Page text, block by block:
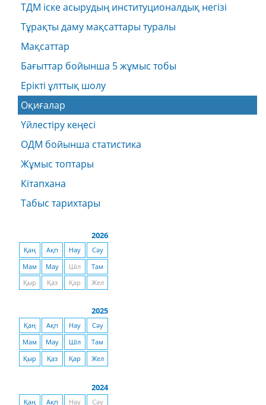
ТДМ іске асырудың институционалдық негізі
Тұрақты даму мақсаттары туралы
Мақсаттар
Бағыттар бойынша 5 жұмыс тобы
Ерікті ұлттық шолу
Оқиғалар
Үйлестіру кеңесі
ОДМ бойынша статистика
Жұмыс топтары
Кітапхана
Табыс тарихтары
2026
Қаң Ақп Нау
Сәу
Мам
Мау Шіл
Там
Қыр
Қаз Қар Жел
2025
Қаң Ақп Нау
Сәу
Мам
Мау Шіл
Там
Қыр
Қаз Қар Жел
2024
Қаң Ақп Нау Сәу